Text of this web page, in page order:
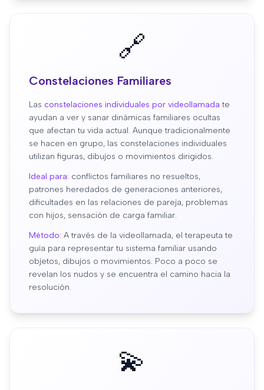
🔗
Constelaciones Familiares
Las constelaciones individuales por videollamada te
ayudan a ver y sanar dinámicas familiares ocultas
que afectan tu vida actual. Aunque tradicionalmente
se hacen en grupo, las constelaciones individuales
utilizan figuras, dibujos o movimientos dirigidos.
Ideal para: conflictos familiares no resueltos,
patrones heredados de generaciones anteriores,
dificultades en las relaciones de pareja, problemas
con hijos, sensación de carga familiar.
Método: A través de la videollamada, el terapeuta te
guía para representar tu sistema familiar usando
objetos, dibujos o movimientos. Poco a poco se
revelan los nudos y se encuentra el camino hacia la
resolución.
💫